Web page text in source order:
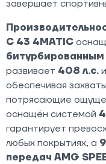
завершает
C 43 4MATIC
развивает 408 л.с. и
обеспечивая
потрясающие
оснащён системой
гарантирует
любых покрытиях, а
передач AMG